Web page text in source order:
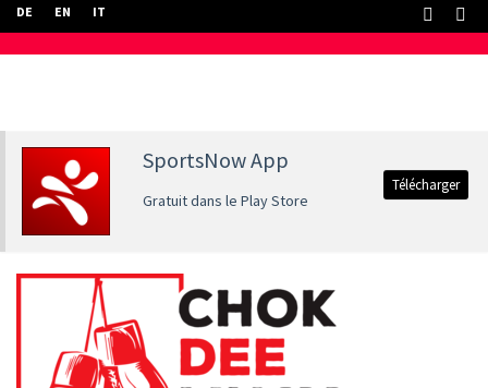
DE EN IT
SportsNow App
Gratuit dans le Play Store
Télécharger